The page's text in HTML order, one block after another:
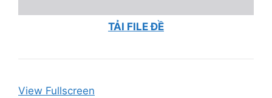
TẢI FILE ĐỀ
View Fullscreen